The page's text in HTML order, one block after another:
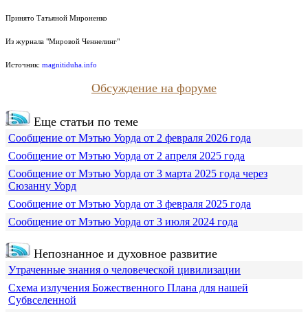
Принято Татьяной Мироненко
Из журнала "Мировой Ченнелинг"
Источник: magnitiduha.info
Обсуждение на форуме
Еще статьи по теме
Сообщение от Мэтью Уорда от 2 февраля 2026 года
Сообщение от Мэтью Уорда от 2 апреля 2025 года
Сообщение от Мэтью Уорда от 3 марта 2025 года через
Сюзанну Уорд
Сообщение от Мэтью Уорда от 3 февраля 2025 года
Сообщение от Мэтью Уорда от 3 июля 2024 года
Непознанное и духовное развитие
Утраченные знания о человеческой цивилизации
Схема излучения Божественного Плана для нашей
Субвселенной